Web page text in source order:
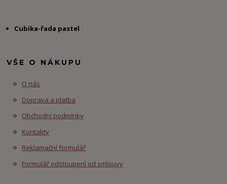
Cubika-řada pastel
VŠE O NÁKUPU
O nás
Doprava a platba
Obchodní podmínky
Kontakty
Reklamační formulář
Formulář odstoupení od smlouvy